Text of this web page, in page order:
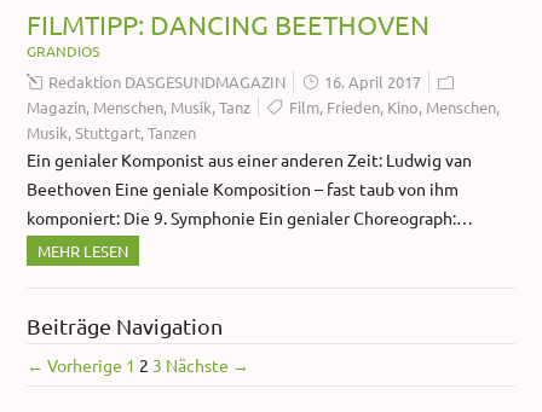
FILMTIPP: DANCING BEETHOVEN
GRANDIOS
Redaktion DASGESUNDMAGAZIN
16. April 2017
Magazin, Menschen, Musik,Tanz Film, Frieden, Kino, Menschen,
Musik,Stuttgart,Tanzen
Ein genialer Komponist aus einer anderen Zeit: Ludwig van
Beethoven Eine geniale Komposition – fast taub von ihm
komponiert: Die 9. Symphonie Ein genialer Choreograph:…
MEHR LESEN
Beiträge Navigation
← Vorherige 1 2 3 Nächste →